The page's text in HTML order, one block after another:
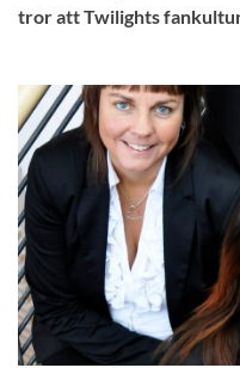
tror att Twilights